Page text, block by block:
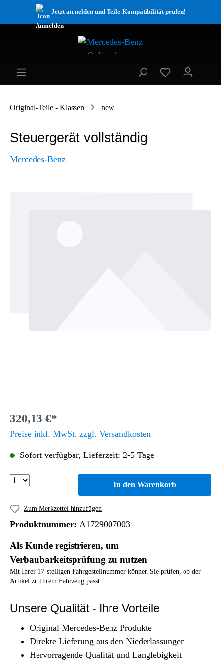
Jetzt anmelden und Teile-Kompatibilität prüfen!
Original-Teile - Klassen new
Steuergerät vollständig
Mercedes-Benz
320,13 €*
Preise inkl. MwSt. zzgl. Versandkosten
Sofort verfügbar, Lieferzeit: 2-5 Tage
In den Warenkorb
Zum Merkzettel hinzufügen
Produktnummer: A1729007003
Als Kunde registrieren, um
Verbaubarkeitsprüfung zu nutzen
Mit Ihrer 17-stelligen Fahrgestellnummer können Sie prüfen, ob der
Artikel zu Ihrem Fahrzeug passt.
Unsere Qualität - Ihre Vorteile
Original Mercedes-Benz Produkte
Direkte Lieferung aus den Niederlassungen
Hervorragende Qualität und Langlebigkeit